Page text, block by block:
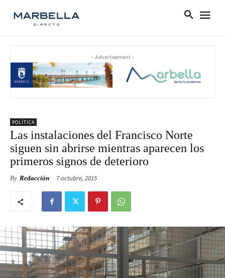
- Advertisement -
POLÍTICA
Las instalaciones del Francisco Norte
siguen sin abrirse mientras aparecen los
primeros signos de deterioro
By Redacción 7 octubre, 2015